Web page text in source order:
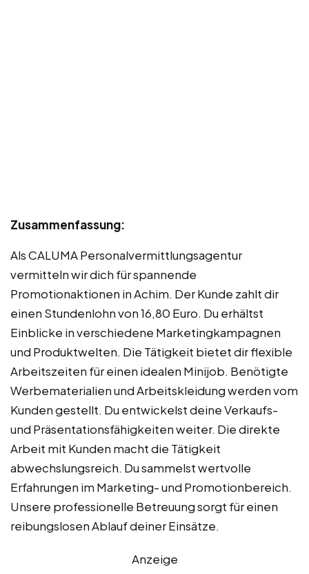
Zusammenfassung:
Als CALUMA Personalvermittlungsagentur
vermitteln wir dich für spannende
Promotionaktionen in Achim. Der Kunde zahlt dir
einen Stundenlohn von 16,80 Euro. Du erhältst
Einblicke in verschiedene Marketingkampagnen
und Produktwelten. Die Tätigkeit bietet dir flexible
Arbeitszeiten für einen idealen Minijob. Benötigte
Werbematerialien und Arbeitskleidung werden vom
Kunden gestellt. Du entwickelst deine Verkaufs-
und Präsentationsfähigkeiten weiter. Die direkte
Arbeit mit Kunden macht die Tätigkeit
abwechslungsreich. Du sammelst wertvolle
Erfahrungen im Marketing- und Promotionbereich.
Unsere professionelle Betreuung sorgt für einen
reibungslosen Ablauf deiner Einsätze.
Anzeige